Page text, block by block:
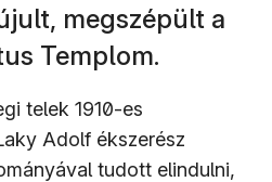
megszépült a
Templom.
telek 1910-es
Adolf ékszerész
tudott elindulni,